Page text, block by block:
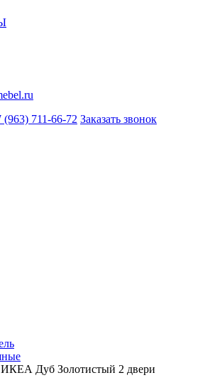
(963) 711-66-72 Заказать звонок
Дуб Золотистый 2 двери